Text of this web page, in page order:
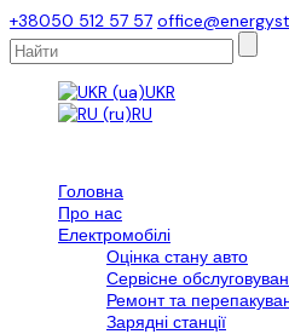
+38050 512 57 57
UKR
RU
Головна
Про нас
Електромобілі
Оцінка стану авто
Сервісне
Ремонт та
Зарядні станції